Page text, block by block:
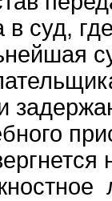
в суд,